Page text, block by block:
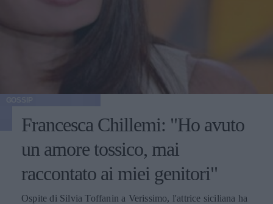
Francesca Chillemi: "Ho avuto
un amore tossico, mai
raccontato ai miei genitori"
Ospite di Silvia Toffanin a Verissimo, l'attrice siciliana ha